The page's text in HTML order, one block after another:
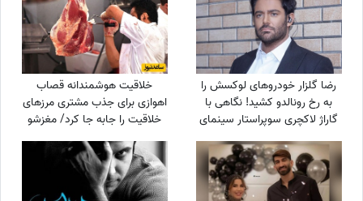
رضا گلزار خودروهای لوکسش را
به رخ رونالدو کشید! نگاهی با
گاراژ لاکچری سوپراستار سینمای
ایران+عکس
خلاقیت هوشمندانه قصاب
اهوازی برای جذب مشتری مرزهای
خلاقیت را جابه جا کرد/ مغزشو
باید طلا گرفت +عکس